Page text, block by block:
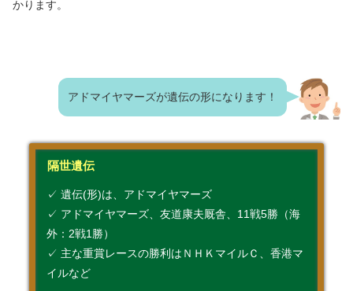
かります。
アドマイヤマーズが遺伝の形になります！
隔世遺伝
✓ 遺伝(形)は、アドマイヤマーズ
✓ アドマイヤマーズ、友道康夫厩舎、11戦5勝（海
外：2戦1勝）
✓ 主な重賞レースの勝利はＮＨＫマイルＣ、香港マ
イルなど